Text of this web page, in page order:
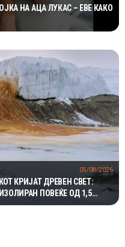
НА АЦА ЛУКАС – ЕВЕ КАКО
КРИЈАТ ДРЕВЕН СВЕТ:
ПОВЕЌЕ ОД 1,5
05/08/2026